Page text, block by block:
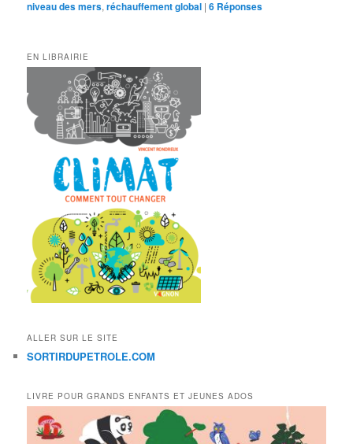
niveau des mers,réchauffement global |6 Réponses
EN LIBRAIRIE
ALLER SUR LE SITE
SORTIRDUPETROLE.COM
LIVRE POUR GRANDS ENFANTS ET JEUNES ADOS